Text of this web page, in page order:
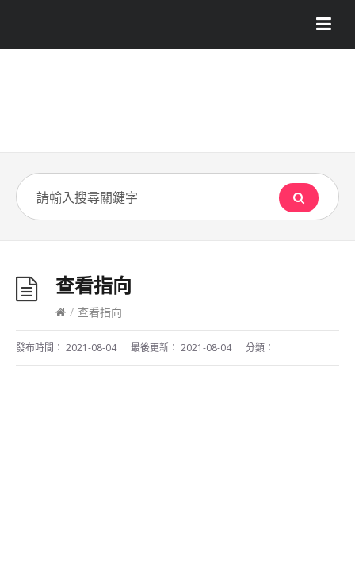
查看指向
/ 查看指向
發布時間： 2021-08-04 最後更新： 2021-08-04 分類：